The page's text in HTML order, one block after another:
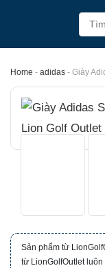
content
Tìm
kiếm:
Home - adidas - Giày
Sản phẩm từ
từ LionGolfOutlet